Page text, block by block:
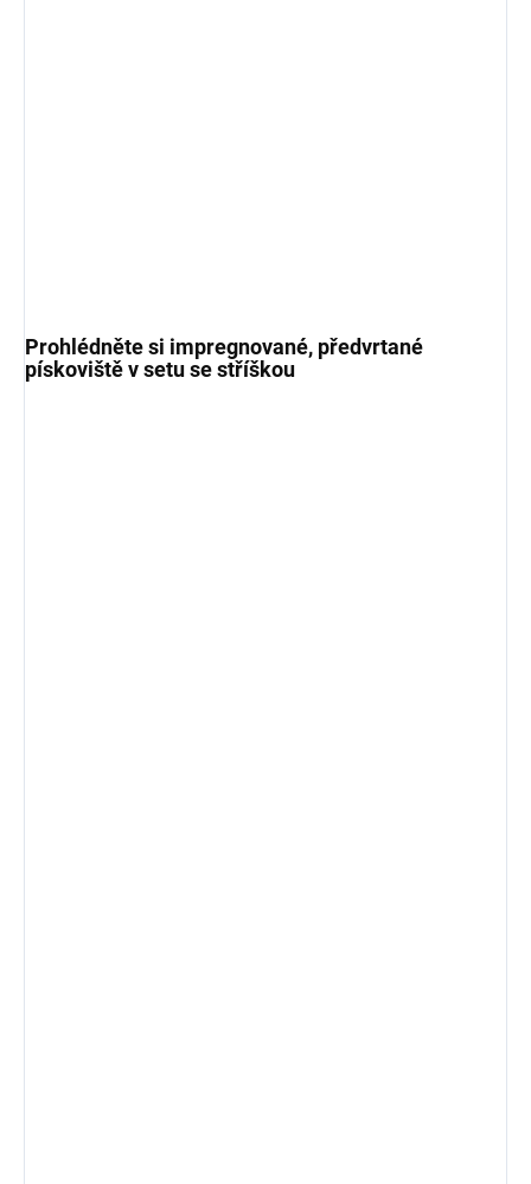
Prohlédněte si impregnované, předvrtané
pískoviště v setu se stříškou